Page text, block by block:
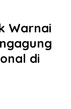
Warnai
di